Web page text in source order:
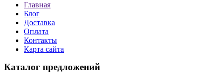
Главная
Блог
Доставка
Оплата
Контакты
Карта сайта
Каталог предложений